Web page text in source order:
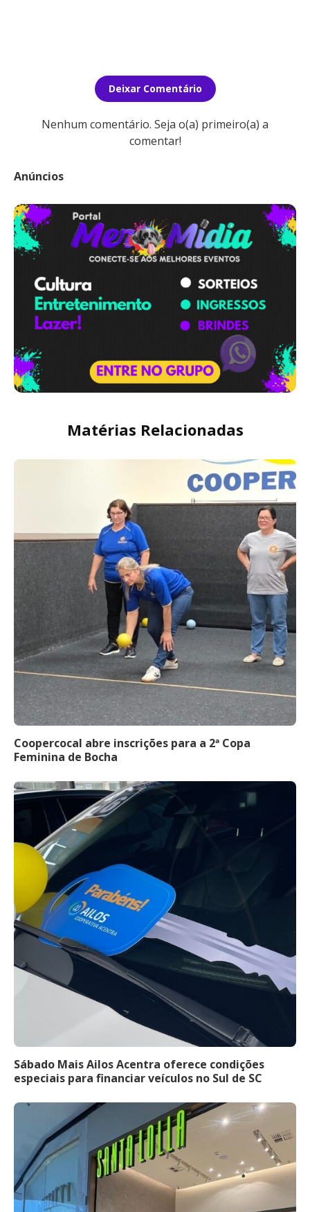
Deixar Comentário
Nenhum comentário. Seja o(a) primeiro(a) a
comentar!
Anúncios
Matérias Relacionadas
Coopercocal abre inscrições para a 2ª Copa
Feminina de Bocha
Sábado Mais Ailos Acentra oferece condições
especiais para financiar veículos no Sul de SC